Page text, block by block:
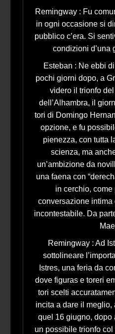
Remingway : Fu
in ogni occasione si
pubblico c’era. Si
condizioni d’una
Esteban : Ne ebbi
pochi giorni dopo, a
videro il trionfo
dell’Alhambra, il
tori di Domingo
opzione, e fu
pienezza, con tutta
scienza, ma
un’ambizione da
una faena con
in cerchio, come
conversazione
incontestabile. Da
Remingway : Ad
sottolineare
Istres, una feria da
dove figuras e toreri
tori scelti
incita a dare il meglio,
quel 16 giugno, dopo
un possibile trionfo